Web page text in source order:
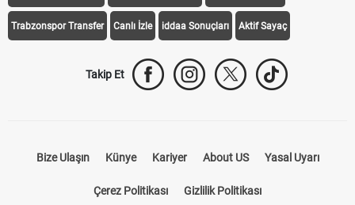
Trabzonspor Transfer Canlı İzle iddaa Sonuçları Aktif Sayaç
Takip Et
Bize Ulaşın Künye Kariyer About US Yasal Uyarı
Çerez Politikası Gizlilik Politikası